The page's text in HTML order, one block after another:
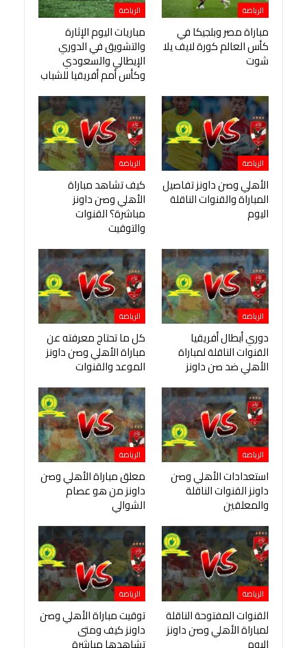
الرياضة
مباراة مصر وبلجيكا في
كأس العالم كورة لايف يلا
شوت
الرياضة
مباريات اليوم الإثارة
والتشويق في الدوري
الإيطالي والسعودي
وكأس أمم أفريقيا للشباب
الرياضة
الأهلي وصن داونز تفاصيل
المباراة والقنوات الناقلة
اليوم
الرياضة
كيف تشاهد مباراة
الأهلي وصن داونز
مباشرة؟ القنوات
والتوقيت
الرياضة
دوري أبطال أفريقيا
القنوات الناقلة لمباراة
الأهلي ضد صن داونز
الرياضة
كل ما تحتاج معرفته عن
مباراة الأهلي وصن داونز
الموعد والقنوات
الرياضة
استعدادات الأهلي وصن
داونز القنوات الناقلة
والمعلقين
الرياضة
معلق مباراة الأهلي وصن
داونز من هو عصام
الشوالي
الرياضة
القنوات المفتوحة الناقلة
لمباراة الأهلي وصن داونز
اليوم
الرياضة
توقيت مباراة الأهلي وصن
داونز كيف ومتى
تشاهدها مباشرة